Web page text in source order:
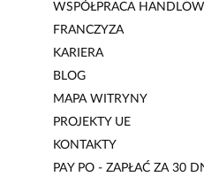
WSPÓŁPRACA
FRANCZYZA
KARIERA
BLOG
MAPA WITRYNY
PROJEKTY UE
KONTAKTY
PAY PO - ZAPŁAĆ ZA 30